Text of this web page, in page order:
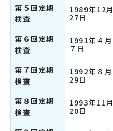
第５回定期
検査
1989年12月
27日
第６回定期
検査
1991年４月
７日
第７回定期
検査
1992年８月
29日
第８回定期
検査
1993年11月
20日